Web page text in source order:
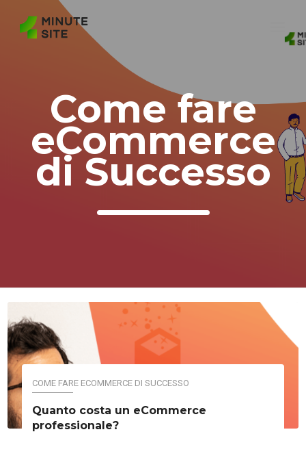
Come fare
eCommerce
di Successo
COME FARE ECOMMERCE DI SUCCESSO
Quanto costa un eCommerce
professionale?